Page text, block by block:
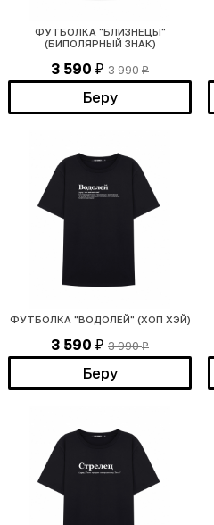
ФУТБОЛКА "БЛИЗНЕЦЫ"
(БИПОЛЯРНЫЙ ЗНАК)
3 590 ₽ 3 990₽
Беру
ФУТБОЛКА "ВОДОЛЕЙ" (ХОП ХЭЙ)
3 590 ₽ 3 990₽
Беру